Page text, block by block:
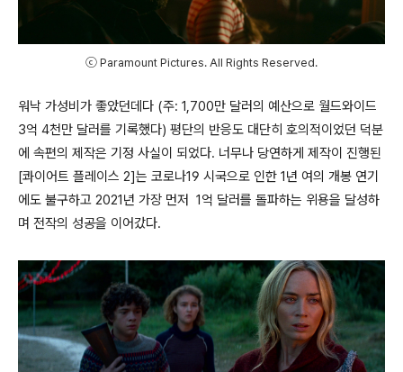
ⓒ Paramount Pictures. All Rights Reserved.
워낙 가성비가 좋았던데다 (주: 1,700만 달러의 예산으로 월드와이드
3억 4천만 달러를 기록했다) 평단의 반응도 대단히 호의적이었던 덕분
에 속편의 제작은 기정 사실이 되었다. 너무나 당연하게 제작이 진행된
[콰이어트 플레이스 2]는 코로나19 시국으로 인한 1년 여의 개봉 연기
에도 불구하고 2021년 가장 먼저 1억 달러를 돌파하는 위용을 달성하
며 전작의 성공을 이어갔다.